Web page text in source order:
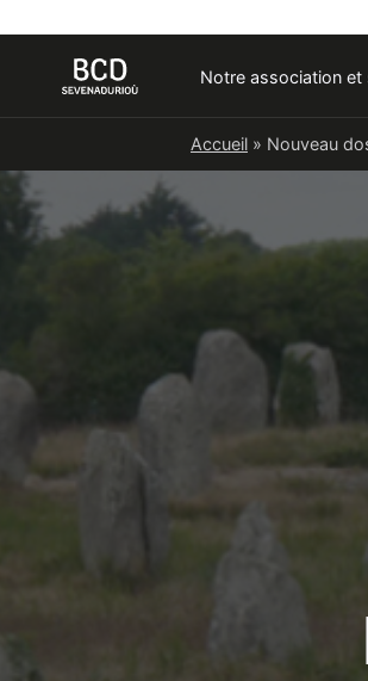
Notre association et
content
Accueil » Nouveau